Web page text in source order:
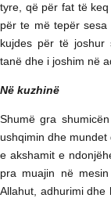
tyre, që për fat të
për te më tepër
kujdes për të joshur
tanë dhe i joshim në
Në kuzhinë
Shumë gra
ushqimin dhe
e akshamit e
pra muajin në
Allahut, adhurimi